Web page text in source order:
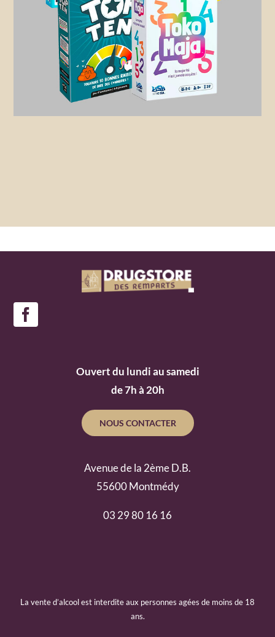
Ouvert du lundi au samedi
de 7h à 20h
NOUS CONTACTER
Avenue de la 2ème D.B.
55600 Montmédy
03 29 80 16 16
La vente d’alcool est interdite aux personnes agées de moins de 18
ans.